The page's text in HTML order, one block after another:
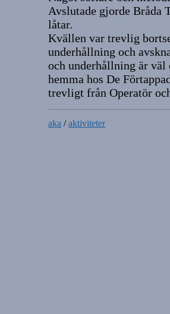
Avslutade gjorde Bråda
låtar.
Kvällen var trevlig
underhållning och
och underhållning är
hemma hos De
trevligt från Operatör
aka /aktiviteter